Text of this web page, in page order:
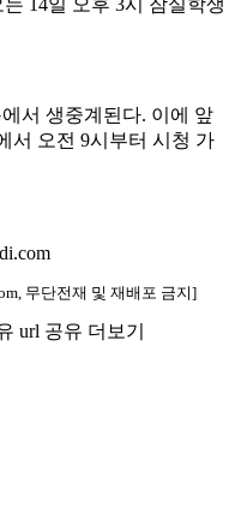
14일 오후 3시 잠실학생
서 생중계된다. 이에 앞
서 오전 9시부터 시청 가
무단전재 및 재배포 금지]
url 공유 더보기